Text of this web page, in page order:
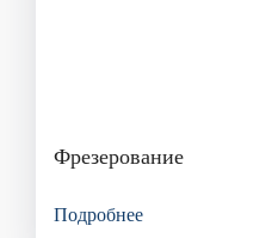
Фрезерование
Подробнее